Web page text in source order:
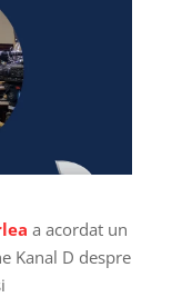
a acordat un
Kanal D despre